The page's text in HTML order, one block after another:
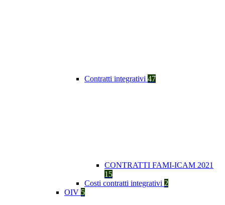
Contratti integrativi 47
CONTRATTI FAMI-ICAM 2021
15
Costi contratti integrativi 2
OIV 5